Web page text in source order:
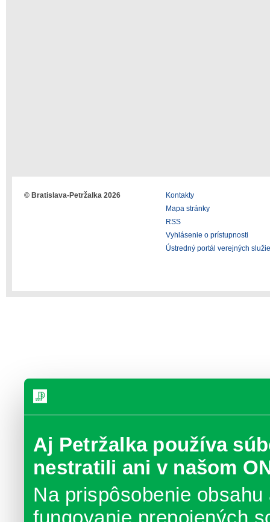
Aj Petržalka používa
nestratili ani v našom
Na prispôsobenie
© Bratislava-Petržalka 2026
Kontakty
Mapa stránky
RSS
Vyhlásenie o prístupnosti
Ústredný portál verejných